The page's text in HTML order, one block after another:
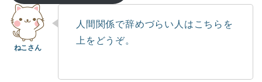
人間関係で辞めづらい人はこちらを
上をどうぞ。